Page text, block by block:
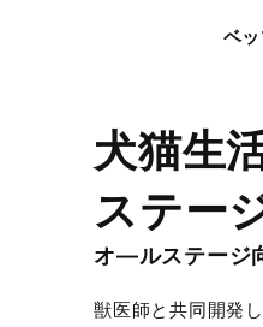
ベ
犬猫生
ステー
オ―ルステージ
獣医師と共同開発